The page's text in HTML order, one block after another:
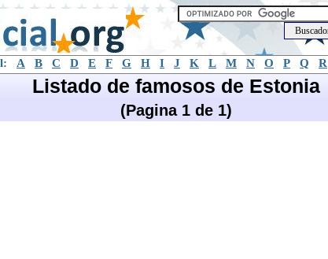
A B C D E F G H I J K L M N O P Q R
Listado de famosos de Estonia
(Pagina 1 de 1)